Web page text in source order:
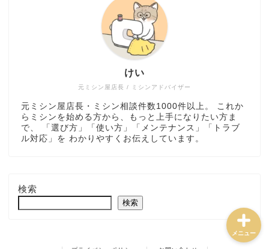
元ミシン屋店長 / ミシンアドバイザー
けい
元ミシン屋店長・ミシン相談件数1000件以上。 これか
らミシンを始める方から、もっと上手になりたい方ま
で、 「選び方」「使い方」「メンテナンス」「トラブ
ル対応」を わかりやすくお伝えしています。
検索
検索
メニュー
ミシン選び方・おすすめ
トラブル解決・メンテナ
ミシンの使い方・道具